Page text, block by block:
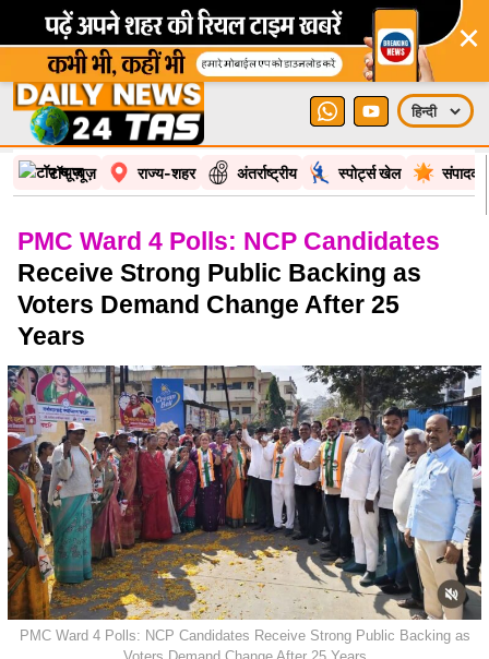
×
टॉप न्यूज़ राज्य-शहर अंतर्राष्ट्रीय स्पोर्ट्स खेल
PMC Ward 4 Polls: NCP Candidates
Receive Strong Public Backing as
Voters Demand Change After 25
Years
PMC Ward 4 Polls: NCP Candidates Receive Strong Public Backing as